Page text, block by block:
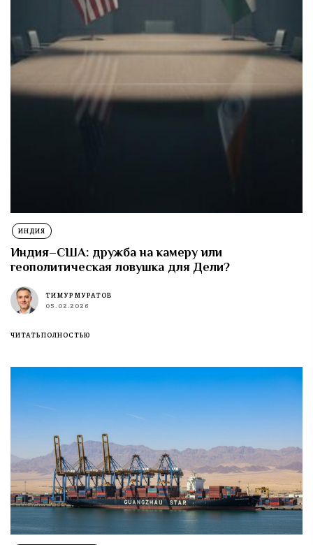
ИНДИЯ
Индия–США: дружба на камеру или
геополитическая ловушка для Дели?
ТИМУР МУРАТОВ
05.02.2026
ЧИТАТЬ ПОЛНОСТЬЮ